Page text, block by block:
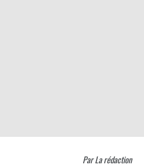
ParLa rédaction